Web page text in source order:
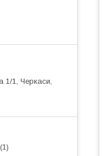
1/1, Черкаси,
1